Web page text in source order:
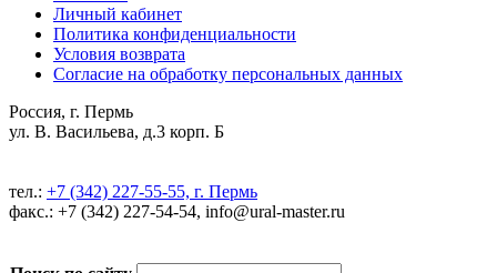
Личный кабинет
Политика конфиденциальности
Условия возврата
Согласие на обработку персональных данных
Россия, г. Пермь
ул. В. Васильева, д.3 корп. Б
тел.: +7 (342) 227-55-55, г. Пермь
факс.: +7 (342) 227-54-54, info@ural-master.ru